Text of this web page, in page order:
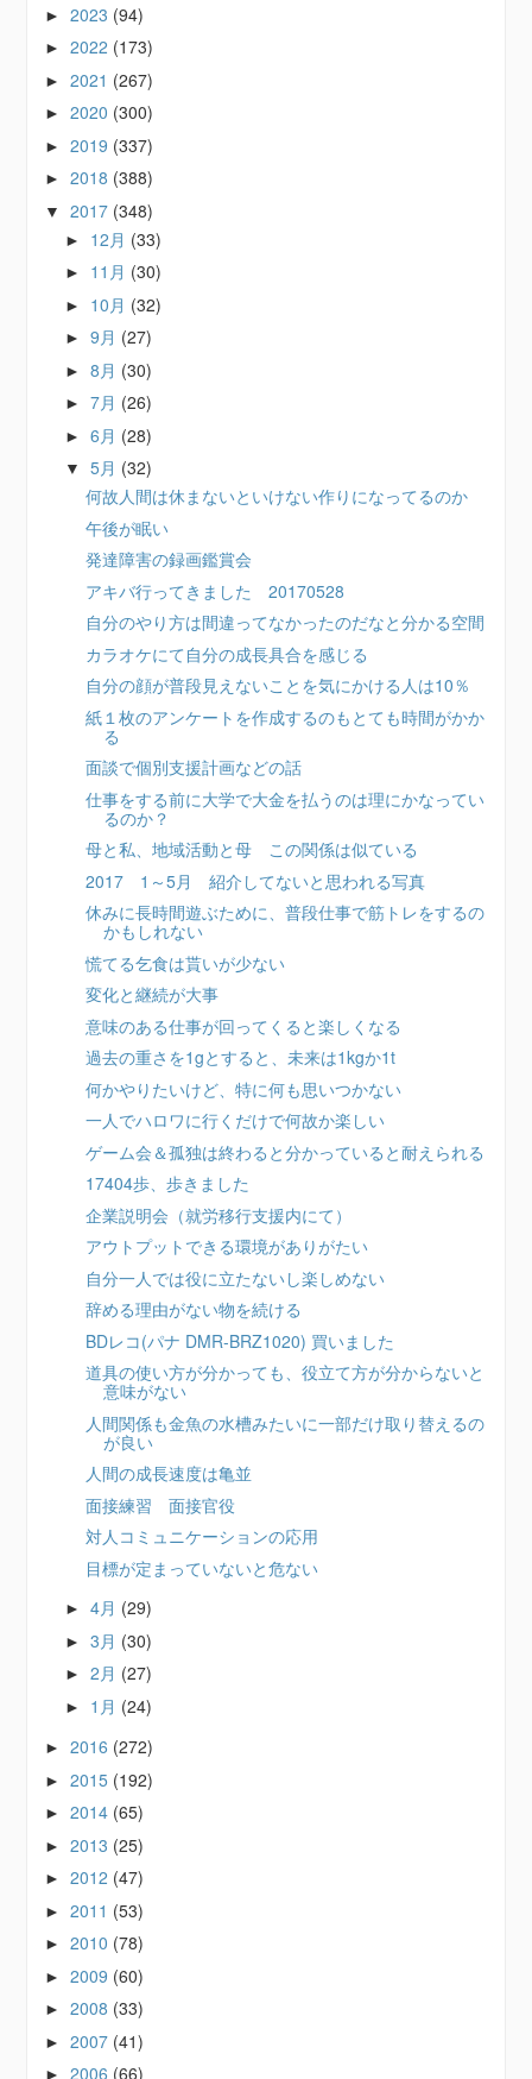
►2023 (94)
►2022 (173)
►2021 (267)
►2020 (300)
►2019 (337)
►2018 (388)
▼2017 (348)
► 12月 (33)
► 11月 (30)
► 10月 (32)
►9月 (27)
►8月 (30)
►7月 (26)
►6月 (28)
▼5月 (32)
何故人間は休まないといけない作りになってるのか
午後が眠い
発達障害の録画鑑賞会
アキバ行ってきました 20170528
自分のやり方は間違ってなかったのだなと分かる空間
カラオケにて自分の成長具合を感じる
自分の顔が普段見えないことを気にかける人は10％
紙１枚のアンケートを作成するのもとても時間がかか
る
面談で個別支援計画などの話
仕事をする前に大学で大金を払うのは理にかなってい
るのか？
母と私、地域活動と母 この関係は似ている
2017 1～5月 紹介してないと思われる写真
休みに長時間遊ぶために、普段仕事で筋トレをするの
かもしれない
慌てる乞食は貰いが少ない
変化と継続が大事
意味のある仕事が回ってくると楽しくなる
過去の重さを1gとすると、未来は1kgか1t
何かやりたいけど、特に何も思いつかない
一人でハロワに行くだけで何故か楽しい
ゲーム会＆孤独は終わると分かっていると耐えられる
17404歩、歩きました
企業説明会（就労移行支援内にて）
アウトプットできる環境がありがたい
自分一人では役に立たないし楽しめない
辞める理由がない物を続ける
BDレコ(パナ DMR-BRZ1020) 買いました
道具の使い方が分かっても、役立て方が分からないと
意味がない
人間関係も金魚の水槽みたいに一部だけ取り替えるの
が良い
人間の成長速度は亀並
面接練習 面接官役
対人コミュニケーションの応用
目標が定まっていないと危ない
►4月 (29)
►3月 (30)
►2月 (27)
► 1月 (24)
►2016 (272)
►2015 (192)
►2014 (65)
►2013 (25)
►2012 (47)
►2011 (53)
►2010 (78)
►2009 (60)
►2008 (33)
►2007 (41)
►2006 (66)